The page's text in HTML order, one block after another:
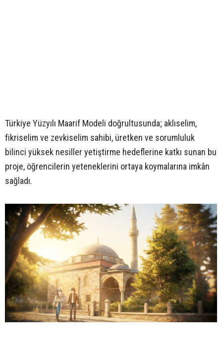
Türkiye Yüzyılı Maarif Modeli doğrultusunda; aklıselim,
fikriselim ve zevkiselim sahibi, üretken ve sorumluluk
bilinci yüksek nesiller yetiştirme hedeflerine katkı sunan bu
proje, öğrencilerin yeteneklerini ortaya koymalarına imkân
sağladı.